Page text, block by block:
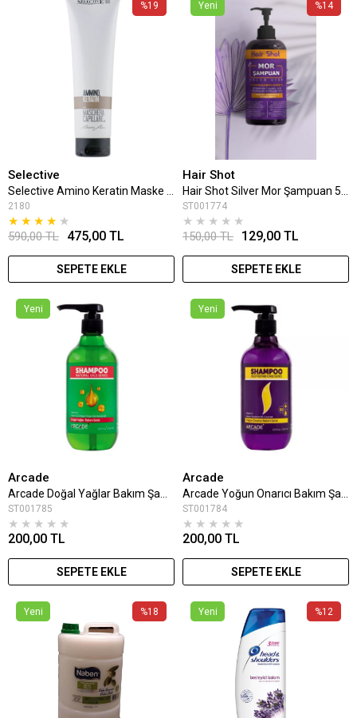
%19
Selective
2180
★ ★ ★ ★ ★
475,00 TL
590,00 TL
SEPETE EKLE
%14
Yeni
Hair Shot
ST001774
★ ★ ★ ★ ★
129,00 TL
150,00 TL
SEPETE EKLE
Yeni
Arcade
Arcade Doğal Yağlar Bakım Şampuan 500 Ml
ST001785
★ ★ ★ ★ ★
200,00 TL
SEPETE EKLE
Yeni
Arcade
Arcade Yoğun Onarıcı Bakım Şampuan 500 Ml
ST001784
★ ★ ★ ★ ★
200,00 TL
SEPETE EKLE
%18
Yeni %12
Yeni